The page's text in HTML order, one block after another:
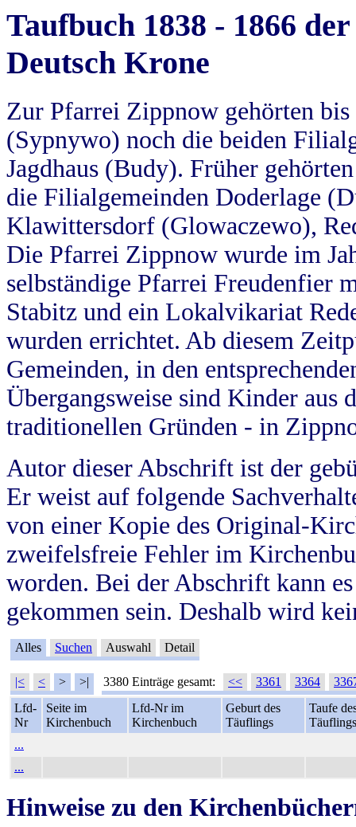
Taufbuch 1838 - 1866
Deutsch Krone
Zur Pfarrei Zippnow gehörten
(Sypnywo) noch die beiden
Jagdhaus (Budy). Früher
die Filialgemeinden Doderlage
Klawittersdorf (Glowaczewo),
Die Pfarrei Zippnow wurde im
selbständige Pfarrei Freudenfier
Stabitz und ein Lokalvikariat
wurden errichtet. Ab diesem
Gemeinden, in den
Übergangsweise sind Kinder aus
traditionellen Gründen - in
Autor dieser Abschrift ist der
Er weist auf folgende
von einer Kopie des Original-
zweifelsfreie Fehler im
worden. Bei der Abschrift kann
gekommen sein. Deshalb wird
Alles Suchen Auswahl Detail
|< < > >| 3380 Einträge gesamt: << 3361 3364
Lfd-
Nr
Seite im
Kirchenbuch
Lfd-Nr im
Kirchenbuch
Geburt des
Täuflings
Taufe
Täuflings
...
...
Hinweise zu den